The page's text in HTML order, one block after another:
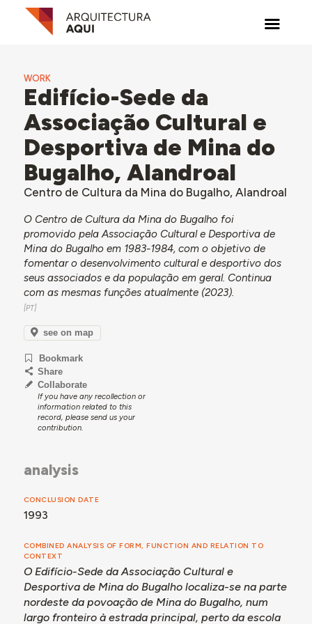
WORK
Edifício-Sede da
Associação Cultural e
Desportiva de Mina do
Bugalho, Alandroal
Centro de Cultura da Mina do Bugalho, Alandroal
O Centro de Cultura da Mina do Bugalho foi
promovido pela Associação Cultural e Desportiva de
Mina do Bugalho em 1983-1984, com o objetivo de
fomentar o desenvolvimento cultural e desportivo dos
seus associados e da população em geral. Continua
com as mesmas funções atualmente (2023).
see on map
Bookmark
Share
Collaborate
If you have any recollection or
information related to this
record, please send us your
contribution.
analysis
CONCLUSION DATE
1993
COMBINED ANALYSIS OF FORM, FUNCTION AND RELATION TO
CONTEXT
O Edifício-Sede da Associação Cultural e
Desportiva de Mina do Bugalho localiza-se na parte
nordeste da povoação de Mina do Bugalho, num
largo fronteiro à estrada principal, perto da escola